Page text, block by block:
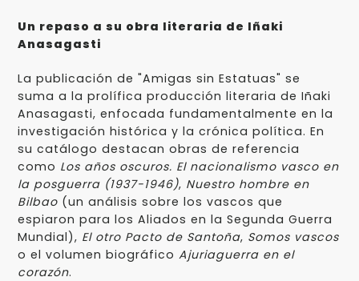
Un repaso a su obra literaria de Iñaki
Anasagasti
La publicación de "Amigas sin Estatuas" se
suma a la prolífica producción literaria de Iñaki
Anasagasti, enfocada fundamentalmente en la
investigación histórica y la crónica política. En
su catálogo destacan obras de referencia
como Los años oscuros. El nacionalismo vasco en
la posguerra (1937-1946), Nuestro hombre en
Bilbao (un análisis sobre los vascos que
espiaron para los Aliados en la Segunda Guerra
Mundial), El otro Pacto de Santoña, Somos vascos
o el volumen biográficoAjuriaguerra en el
corazón.